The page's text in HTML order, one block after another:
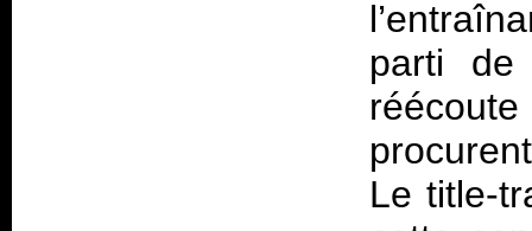
parti de
Le title-